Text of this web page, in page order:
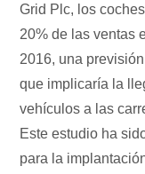
Grid Plc, los
20% de las ventas
2016, una
que implicaría la
vehículos a las
Este estudio ha
para la